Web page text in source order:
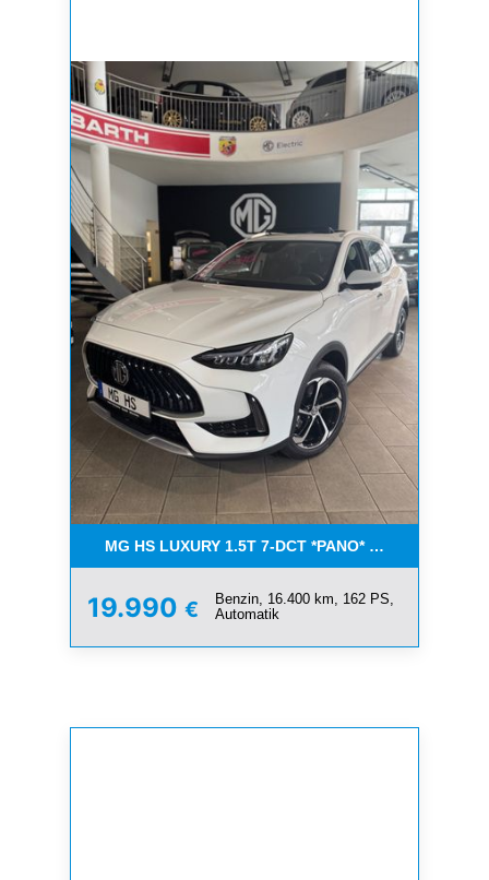
MG HS LUXURY 1.5T 7-DCT *PANO* AUCH IN
19.990 €
Benzin, 16.400 km, 162 PS,
Automatik